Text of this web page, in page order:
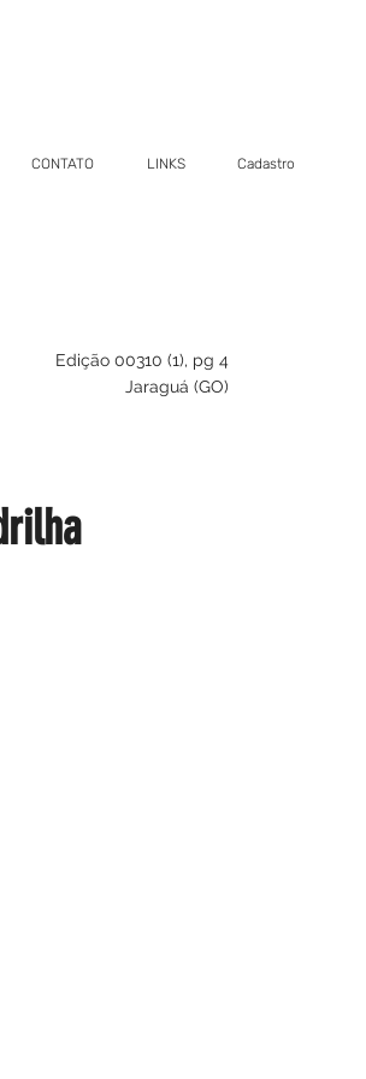
CONTATO LINKS Cadastro
Edição 00310 (1), pg 4
Jaraguá (GO)